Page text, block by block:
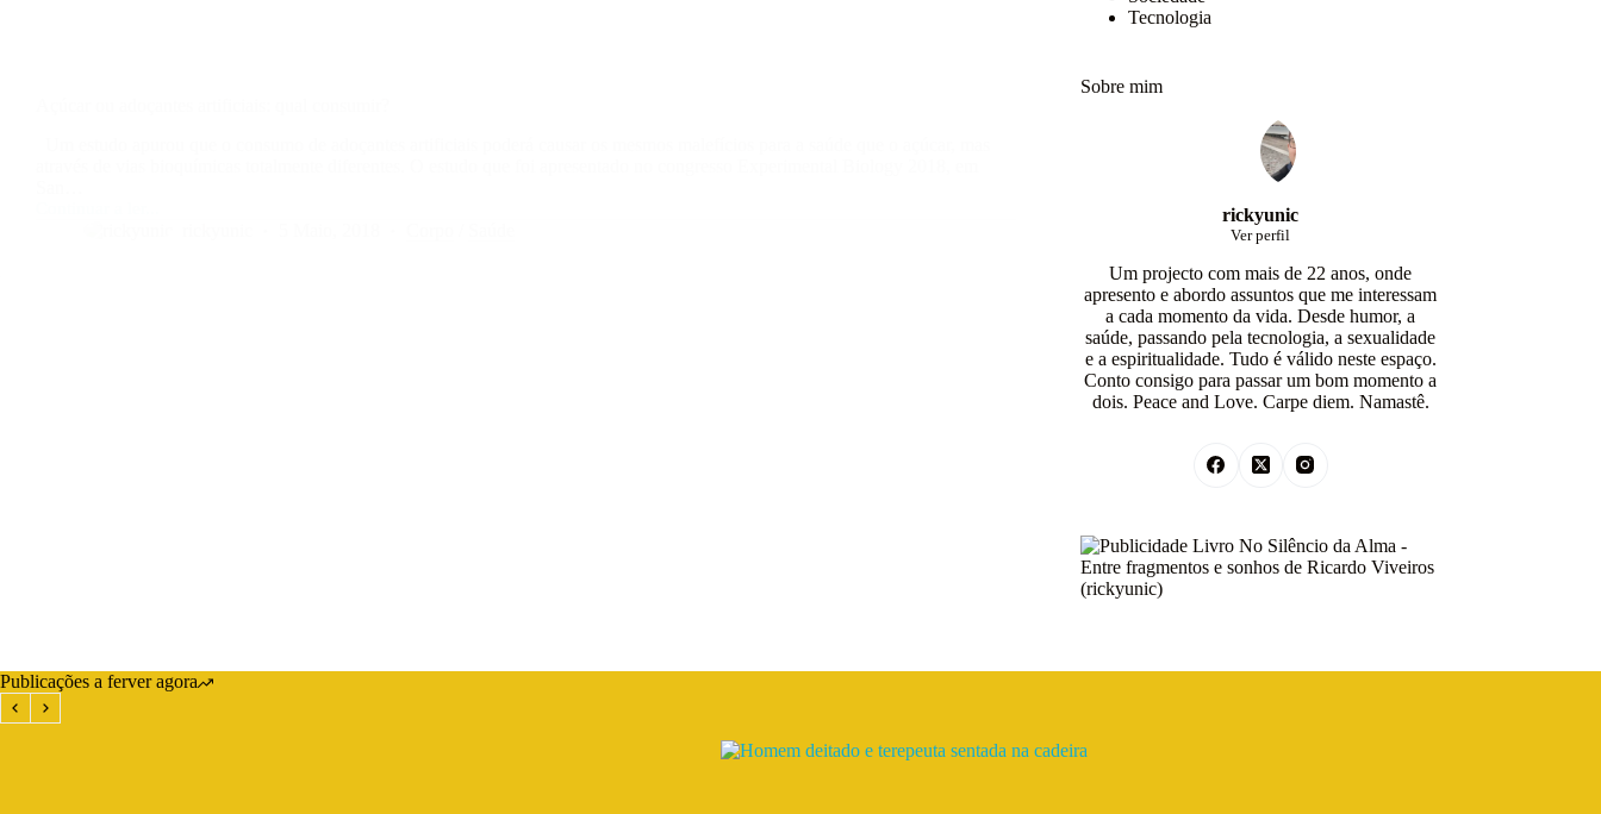
Tecnologia
Sobre mim
rickyunic
Ver perfil
Um projecto com mais de 22 anos, onde
apresento e abordo assuntos que me interessam
a cada momento da vida. Desde humor, a
saúde, passando pela tecnologia, a sexualidade
e a espiritualidade. Tudo é válido neste espaço.
Conto consigo para passar um bom momento a
dois. Peace and Love. Carpe diem. Namastê.
Publicações a ferver agora